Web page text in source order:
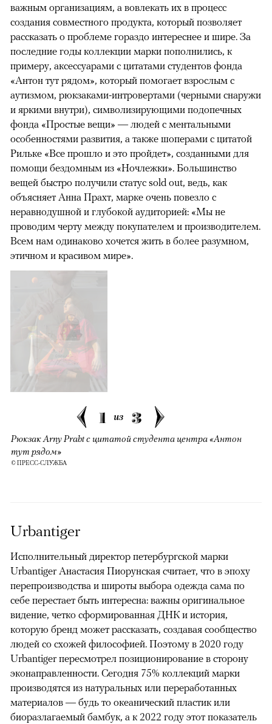
важным организациям, а вовлекать их в процесс
создания совместного продукта, который позволяет
рассказать о проблеме гораздо интереснее и шире. За
последние годы коллекции марки пополнились, к
примеру, аксессуарами с цитатами студентов фонда
«Антон тут рядом», который помогает взрослым с
аутизмом, рюкзаками-интровертами (черными снаружи
и яркими внутри), символизирующими подопечных
фонда «Простые вещи» — людей с ментальными
особенностями развития, а также шоперами с цитатой
Рильке «Все прошло и это пройдет», созданными для
помощи бездомным из «Ночлежки». Большинство
вещей быстро получили статус sold out, ведь, как
объясняет Анна Прахт, марке очень повезло с
неравнодушной и глубокой аудиторией: «Мы не
проводим черту между покупателем и производителем.
Всем нам одинаково хочется жить в более разумном,
этичном и красивом мире».
1 из 3
Рюкзак Arny Praht с цитатой студента центра «Антон
тут рядом»
© ПРЕСС-СЛУЖБА
Urbantiger
Исполнительный директор петербургской марки
Urbantiger Анастасия Пиорунская считает, что в эпоху
перепроизводства и широты выбора одежда сама по
себе перестает быть интересна: важны оригинальное
видение, четко сформированная ДНК и история,
которую бренд может рассказать, создавая сообщество
людей со схожей философией. Поэтому в 2020 году
Urbantiger пересмотрел позиционирование в сторону
эконаправленности. Сегодня 75% коллекций марки
производятся из натуральных или переработанных
материалов — будь то океанический пластик или
биоразлагаемый бамбук, а к 2022 году этот показатель